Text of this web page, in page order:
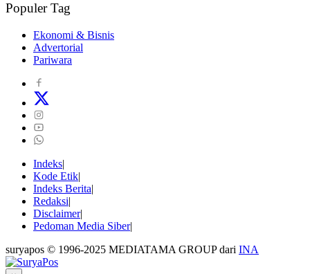
Populer Tag
Ekonomi & Bisnis
Advertorial
Pariwara
Indeks
Kode Etik
Indeks Berita
Redaksi
Disclaimer
Pedoman Media Siber
suryapos © 1996-2025 MEDIATAMA GROUP dari INA